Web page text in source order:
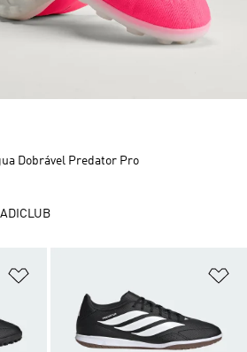
Dobrável Predator Pro